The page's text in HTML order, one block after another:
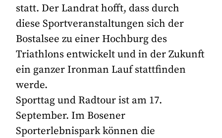
statt. Der Landrat hofft, dass durch
diese Sportveranstaltungen sich der
Bostalsee zu einer Hochburg des
Triathlons entwickelt und in der Zukunft
ein ganzer Ironman Lauf stattfinden
werde.
Sporttag und Radtour ist am 17.
September. Im Bosener
Sporterlebnispark können die